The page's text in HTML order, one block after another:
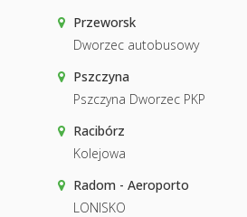
Przeworsk
Dworzec autobusowy
Pszczyna
Pszczyna Dworzec PKP
Racibórz
Kolejowa
Radom - Aeroporto
LONISKO